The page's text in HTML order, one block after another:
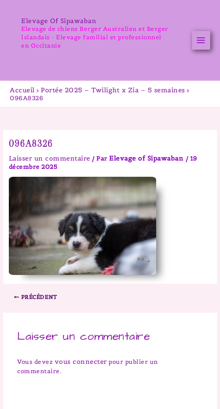
contenuElevage Of Sipawaban
Elevage de chiens Berger Australien et Berger
Islandais - Elevage familial et professionnel
en Occitanie
Accueil Portée 2025 – Twilight x Zia – 5 semaines
096A8326
096A8326
Laisser un commentaire / ParElevage of Sipawaban / 19
décembre 2025
PRÉCÉDENT
Laisser un commentaire
Vous devez vous connecter pour publier un
commentaire.